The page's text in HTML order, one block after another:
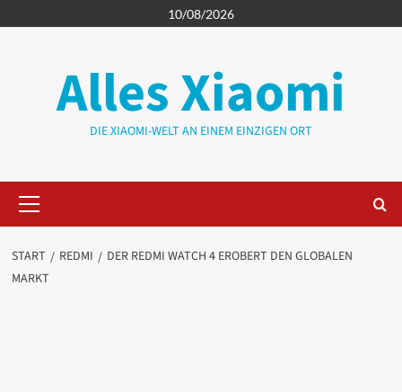
Inhalt
10/08/2026
Alles Xiaomi
DIE XIAOMI-WELT AN EINEM EINZIGEN ORT
Menü
START REDMI
DER REDMI WATCH 4 EROBERT DEN GLOBALEN
MARKT